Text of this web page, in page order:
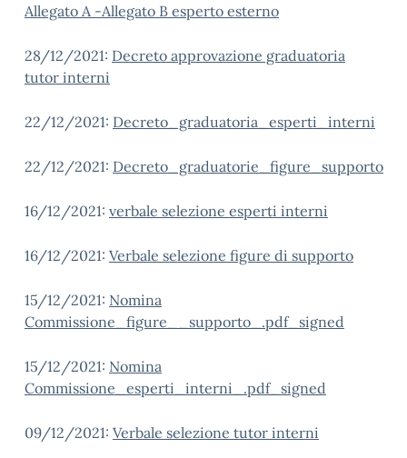
Allegato A -Allegato B esperto esterno
28/12/2021: Decreto approvazione graduatoria
tutor interni
22/12/2021: Decreto_graduatoria_esperti_interni
22/12/2021: Decreto_graduatorie_figure_supporto
16/12/2021: verbale selezione esperti interni
16/12/2021: Verbale selezione figure di supporto
15/12/2021: Nomina
Commissione_figure__supporto_.pdf_signed
15/12/2021: Nomina
Commissione_esperti_interni_.pdf_signed
09/12/2021: Verbale selezione tutor interni